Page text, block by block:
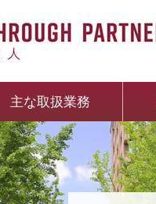
主な取扱業務